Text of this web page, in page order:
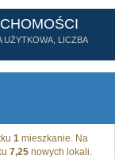
UŻYTKOWA, LICZBA
1 mieszkanie. Na
7,25 nowych lokali.